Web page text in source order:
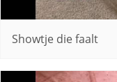
Showtje die faalt